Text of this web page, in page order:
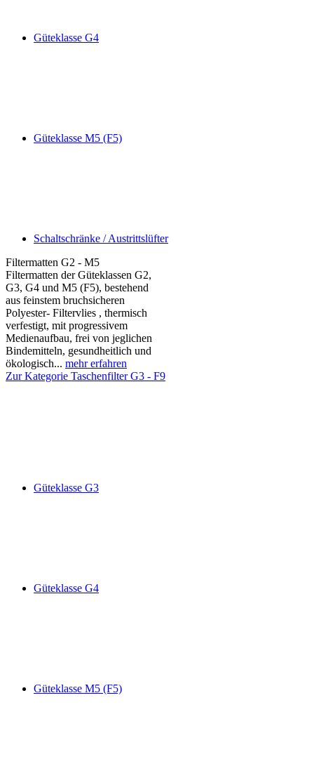
Güteklasse G4
Güteklasse M5 (F5)
Schaltschränke / Austrittslüfter
Filtermatten G2 - M5
Filtermatten der Güteklassen G2,
G3, G4 und M5 (F5), bestehend
aus feinstem bruchsicheren
Polyester- Filtervlies , thermisch
verfestigt, mit progressivem
Medienaufbau, frei von jeglichen
Bindemitteln, gesundheitlich und
ökologisch... mehr erfahren
Zur Kategorie Taschenfilter G3 - F9
Güteklasse G3
Güteklasse G4
Güteklasse M5 (F5)